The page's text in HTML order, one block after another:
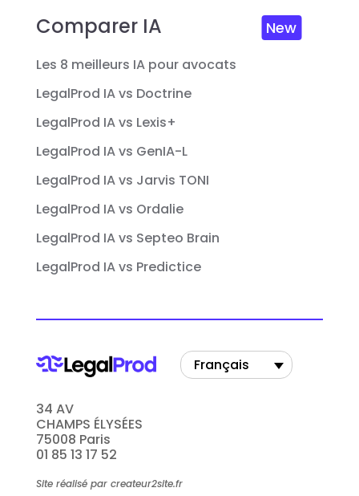
Comparer IA New
Les 8 meilleurs IA pour avocats
LegalProd IA vs Doctrine
LegalProd IA vs Lexis+
LegalProd IA vs GenIA-L
LegalProd IA vs Jarvis TONI
LegalProd IA vs Ordalie
LegalProd IA vs Septeo Brain
LegalProd IA vs Predictice
34 AV
CHAMPS ÉLYSÉES
75008 Paris
01 85 13 17 52
Site réalisé par createur2site.fr
Français